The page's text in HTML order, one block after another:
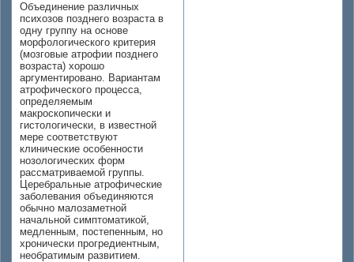
Объединение различных
психозов позднего возраста в
одну группу на основе
морфологического критерия
(мозговые атрофии позднего
возраста) хорошо
аргументировано. Вариантам
атрофического процесса,
определяемым
макроскопически и
гистологически, в известной
мере соответствуют
клинические особенности
нозологических форм
рассматриваемой группы.
Церебральные атрофические
заболевания объединяются
обычно малозаметной
начальной симптоматикой,
медленным, постепенным, но
хронически прогредиентным,
необратимым развитием.